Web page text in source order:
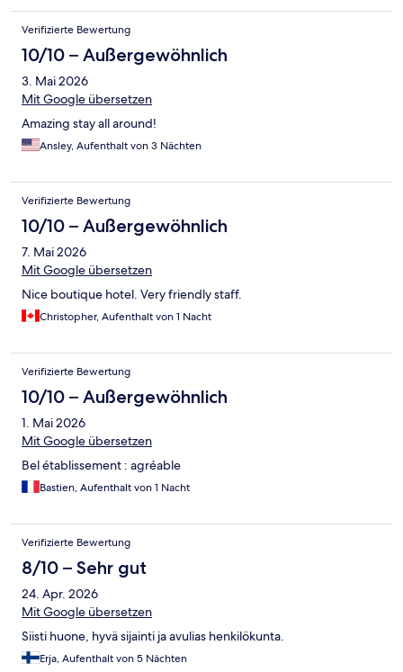
Verifizierte Bewertung
10/10 – Außergewöhnlich
3. Mai 2026
Mit Google übersetzen
Amazing stay all around!
Ansley, Aufenthalt von 3 Nächten
Verifizierte Bewertung
10/10 – Außergewöhnlich
7. Mai 2026
Mit Google übersetzen
Nice boutique hotel. Very friendly staff.
Christopher, Aufenthalt von 1 Nacht
Verifizierte Bewertung
10/10 – Außergewöhnlich
1. Mai 2026
Mit Google übersetzen
Bel établissement : agréable
Bastien, Aufenthalt von 1 Nacht
Verifizierte Bewertung
8/10 – Sehr gut
24. Apr. 2026
Mit Google übersetzen
Siisti huone, hyvä sijainti ja avulias henkilökunta.
Erja, Aufenthalt von 5 Nächten